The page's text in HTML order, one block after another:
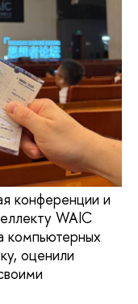
конференции и
WAIC
компьютерных
оценили